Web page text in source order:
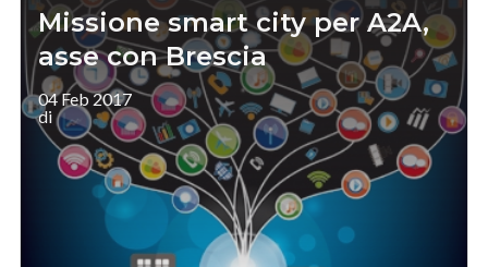
Missione smart city per A2A,
asse con Brescia
04 Feb 2017
di